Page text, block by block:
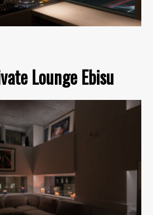
Lounge Ebisu